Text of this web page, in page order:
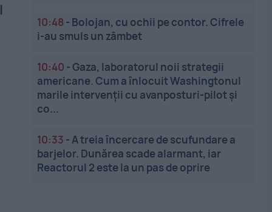
10:48 - Bolojan, cu ochii pe contor. Cifrele
i-au smuls un zâmbet
10:40 -Gaza, laboratorul noii strategii
americane. Cum a înlocuit Washingtonul
marile intervenții cu avanposturi-pilot și
co...
10:33 -A treia încercare de scufundare a
barjelor. Dunărea scade alarmant, iar
Reactorul 2 este la un pas de oprire